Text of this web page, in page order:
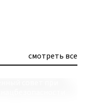
смотреть все